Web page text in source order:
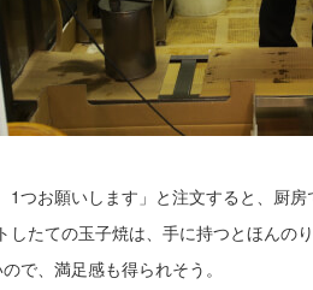
1つお願いします」と注文すると、厨
したての玉子焼は、手に持つとほんの
で、満足感も得られそう。